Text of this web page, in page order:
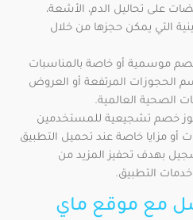
على تحاليل الدم، الأشعة،
التي يمكن حجزها من خلال
موسمية أو خاصة بالمناسبات
الحجوزات المرتفعة أو العروض
الصحية العالمية.
خصم تشجيعية للمستخدمين
أو مزايا خاصة عند تحميل التطبيق
بهدف تحفيز المزيد من
التطبيق.
مع موقع ماي